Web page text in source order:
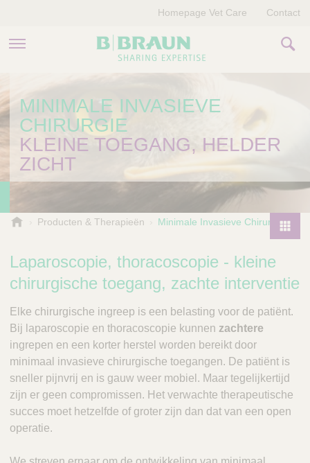
OVER ONS
VERHALEN
Homepage Vet Care Contact
MINIMALE INVASIEVE
CHIRURGIE
KLEINE TOEGANG, HELDER
ZICHT
P
o
d
u
Q
u
i
c
r
a
n
V
t
C
a
r
e
Producten & Therapieën Minimale Invasieve Chirurgie
Laparoscopie, thoracoscopie - kleine
chirurgische toegang, zachte interventie
Elke chirurgische ingreep is een belasting voor de patiënt.
Bij laparoscopie en thoracoscopie kunnen zachtere
ingrepen en een korter herstel worden bereikt door
minimaal invasieve chirurgische toegangen. De patiënt is
sneller pijnvrij en is gauw weer mobiel. Maar tegelijkertijd
zijn er geen compromissen. Het verwachte therapeutische
succes moet hetzelfde of groter zijn dan dat van een open
operatie.